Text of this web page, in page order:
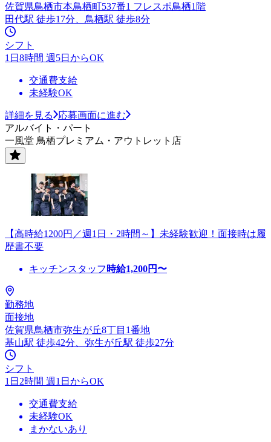
佐賀県鳥栖市本鳥栖町537番1 フレスポ鳥栖1階
田代駅 徒歩17分、鳥栖駅 徒歩8分
シフト
1日8時間 週5日からOK
交通費支給
未経験OK
詳細を見る
応募画面に進む
アルバイト・パート
一風堂 鳥栖プレミアム・アウトレット店
【高時給1200円／週1日・2時間～】未経験歓迎！面接時は履
歴書不要
キッチンスタッフ 時給1,200円〜
勤務地
面接地
佐賀県鳥栖市弥生が丘8丁目1番地
基山駅 徒歩42分、弥生が丘駅 徒歩27分
シフト
1日2時間 週1日からOK
交通費支給
未経験OK
まかないあり